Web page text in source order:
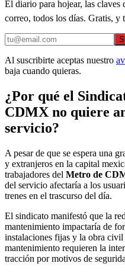
El diario para hojear, las
correo, todos los días. Gratis, y
Al suscribirte aceptas nuestro
baja cuando quieras.
¿Por qué el
CDMX no quiere
servicio?
A pesar de que se espera una
y extranjeros en la capital
trabajadores del Metro de
del servicio afectaría a los
trenes en el trascurso del día.
El sindicato manifestó que la
mantenimiento impactaría de
instalaciones fijas y la obra
mantenimiento requieren la
tracción por motivos de